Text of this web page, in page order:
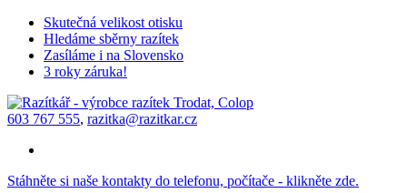
Skutečná velikost otisku
Hledáme sběrny razítek
Zasíláme i na Slovensko
3 roky záruka!
603 767 555, razitka@razitkar.cz
Stáhněte si naše kontakty do telefonu, počítače - klikněte zde.